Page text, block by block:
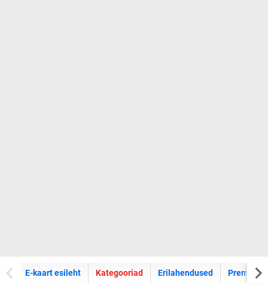
E-kaart esileht E-kaartide
Kategooriad Erilahendused Premium